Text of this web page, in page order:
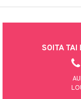
SOITA TAI